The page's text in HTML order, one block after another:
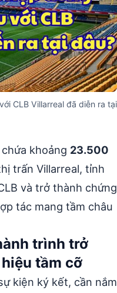
CLB Villarreal đã diễn ra tại
khoảng 23.500
trấn Villarreal, tỉnh
và trở thành chứng
tác mang tầm châu
trình trở
tầm cỡ
kiện ký kết, cần nắm